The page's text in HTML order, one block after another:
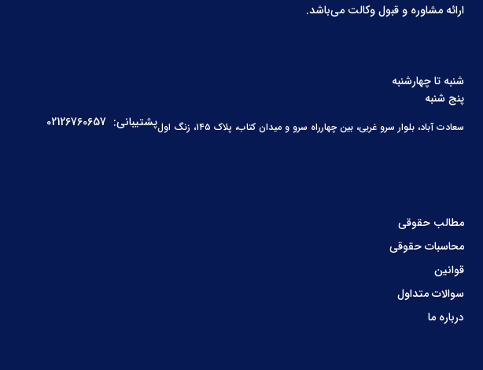
ارائه مشاوره و قبول وکالت می‌باشد.
مطالب حقوقی
محاسبات حقوقی
قوانین
سوالات متداول
درباره ما
شنبه تا چهارشنبه
پنج شنبه
سعادت آباد، بلوار سرو غربی، بین چهارراه سرو و میدان کتاب، پلاک ۱۴۵، زنگ اول پشتیبانی: 02126760657